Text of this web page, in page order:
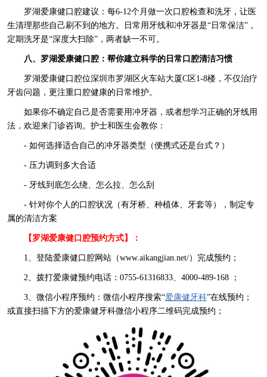
罗湖爱康健口腔建议：每6-12个月做一次口腔检查和洗牙，让医
生清理那些自己刷不到的地方。日常用牙线和冲牙器是“日常保洁”，
定期洗牙是“深度大扫除”，两者缺一不可。
八、罗湖爱康健口腔：帮你建立科学的日常口腔清洁习惯
罗湖爱康健口腔位深圳市罗湖区火车站大厦C区1-8楼，不仅治疗
牙齿问题，更注重口腔健康的日常维护。
如果你不确定自己是否需要用冲牙器，或者想学习正确的牙线用
法，欢迎来门诊咨询。护士和医生会教你：
- 如何选择适合自己的冲牙器类型（便携式还是台式？）
- 压力调到多大合适
- 牙线到底怎么绕、怎么拉、怎么刮
- 针对你个人的口腔状况（有牙桥、种植体、牙套等），制定专
属的清洁方案
【罗湖爱康健口腔预约方式】：
1、登陆爱康健口腔网站（www.aikangjian.net/）完成预约；
2、拨打爱康健预约电话：0755-61316833、4000-489-168 ；
3、微信小程序预约：微信小程序搜索“爱康健牙科”在线预约；
或直接扫描下方的爱康健牙科微信小程序二维码完成预约；